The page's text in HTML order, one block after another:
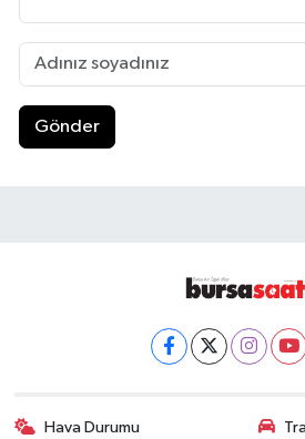
Gönder
Hava Durumu